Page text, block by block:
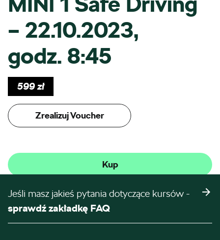
– 22.10.2023,
godz. 8:45
599zł
Zrealizuj Voucher
Kup
Jeśli masz jakieś pytania dotyczące kursów -
sprawdź zakładkę FAQ